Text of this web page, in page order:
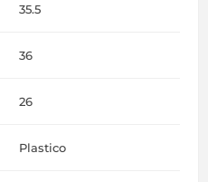
35.5
36
26
Plastico